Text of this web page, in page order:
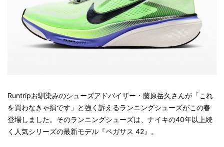
Runtripお馴染みのシューズアドバイザー・藤原岳久さんが「これ
を買わなきゃ損です」と強く訴えるランニングシューズがこの春
登場しました。そのランニングシューズは、ナイキの40年以上続
く人気シリーズの最新モデル『ペガサス 42』。